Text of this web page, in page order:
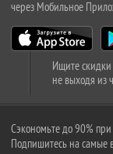
через Мобильное
Ищите скидки
не выходя из
Сэкономьте до 90%
Подпишитесь на самые